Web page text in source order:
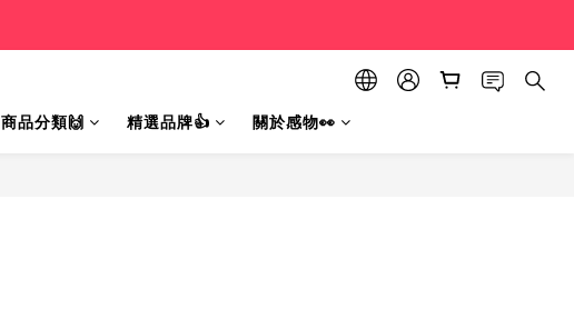
商品分類🙌 精選品牌👍 關於感物👀